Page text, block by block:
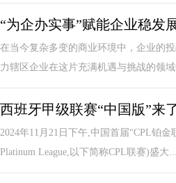
“为企办实事”赋能企业稳
在当今复杂多变的商业环境中，企业的
力辖区企业在这片充满机遇与挑战的领
西班牙甲级联赛“中国版”
2024年11月21日下午,中国首届“CPL铂
Platinum League,以下简称CPL联赛)盛大